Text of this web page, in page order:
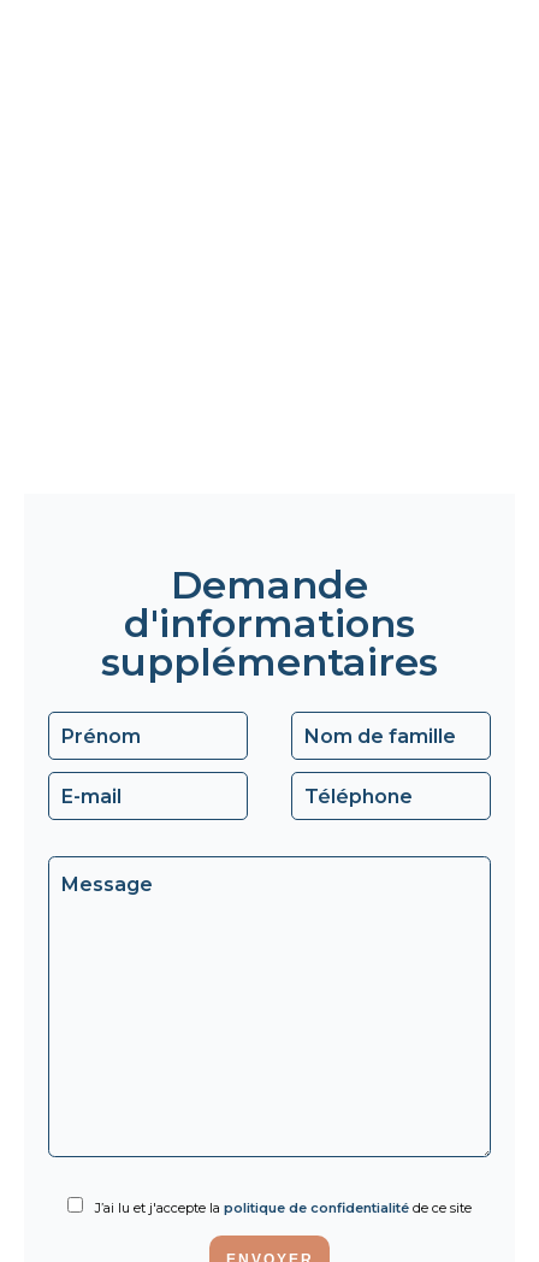
Demande
d'informations
supplémentaires
J’ai lu et j'accepte la politique de confidentialité de ce site